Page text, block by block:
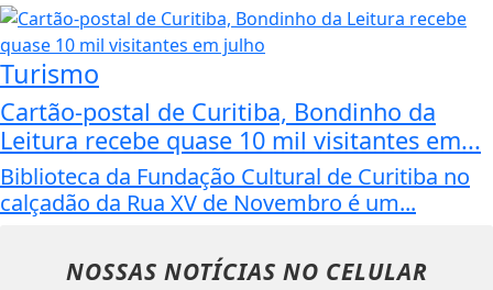
Turismo
Cartão-postal de Curitiba, Bondinho da
Leitura recebe quase 10 mil visitantes em...
Biblioteca da Fundação Cultural de Curitiba no
calçadão da Rua XV de Novembro é um...
NOSSAS NOTÍCIAS NO CELULAR